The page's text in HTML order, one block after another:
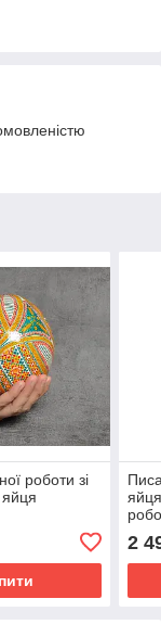
роботи зі
яйця
2